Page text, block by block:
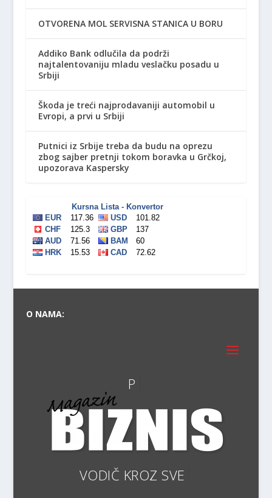
OTVORENA MOL SERVISNA STANICA U BORU
Addiko Bank odlučila da podrži
najtalentovaniju mladu veslačku posadu u
Srbiji
Škoda je treći najprodavaniji automobil u
Evropi, a prvi u Srbiji
Putnici iz Srbije treba da budu na oprezu
zbog sajber pretnji tokom boravka u Grčkoj,
upozorava Kaspersky
O NAMA:
VODI